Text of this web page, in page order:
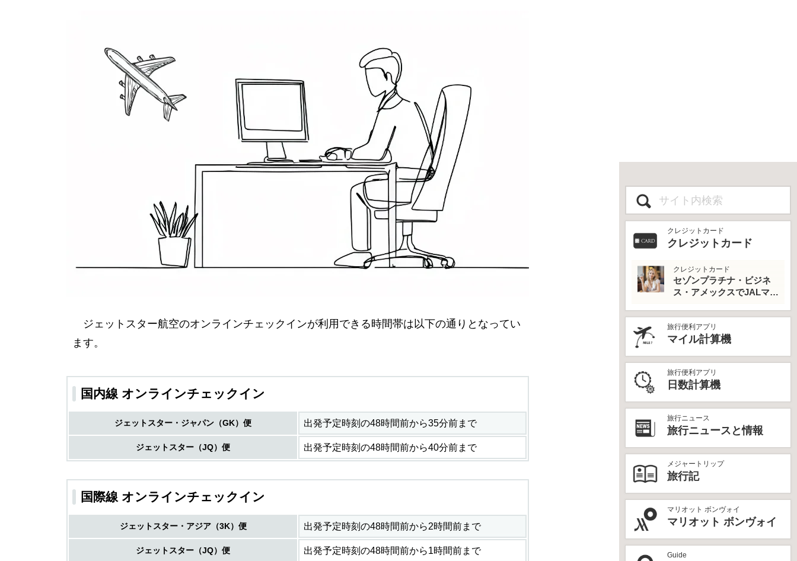
ジェットスター航空のオンラインチェックインが利用できる時間帯は以下の通りとなってい
ます。
国内線 オンラインチェックイン
ジェットスター・ジャパン（GK）便 出発予定時刻の48時間前から35分前まで
ジェットスター（JQ）便 出発予定時刻の48時間前から40分前まで
国際線 オンラインチェックイン
ジェットスター・アジア（3K）便 出発予定時刻の48時間前から2時間前まで
ジェットスター（JQ）便 出発予定時刻の48時間前から1時間前まで
クレジットカード
クレジットカード
クレジットカード
セゾンプラチナ・ビジネ
ス・アメックスでJALマイ
を最大活用！
旅行便利アプリ
マイル計算機
旅行便利アプリ
日数計算機
旅行ニュース
旅行ニュースと情報
メジャートリップ
旅行記
マリオット ボンヴォイ
マリオット ボンヴォイ
Guide